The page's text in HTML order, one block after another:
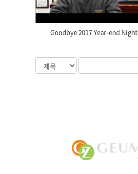
Goodbye 2017 Year-end Night